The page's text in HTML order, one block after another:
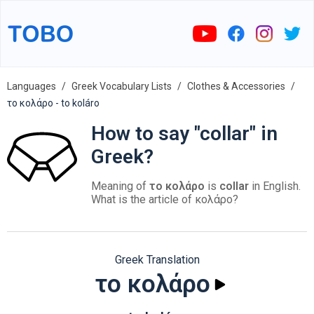
Languages Greek Vocabulary Lists
Clothes & Accessories
το κολάρο - to koláro
How to say "collar" in
Greek?
Meaning of το κολάρο is collar in English.
What is the article of κολάρο?
Greek Translation
το κολάρο